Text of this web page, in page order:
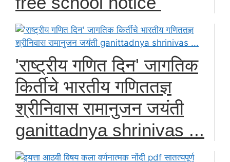
'राष्ट्रीय गणित दिन' जागतिक
किर्तीचे भारतीय गणिततज्ञ
श्रीनिवास रामानुजन जयंती
ganittadnya shrinivas ...